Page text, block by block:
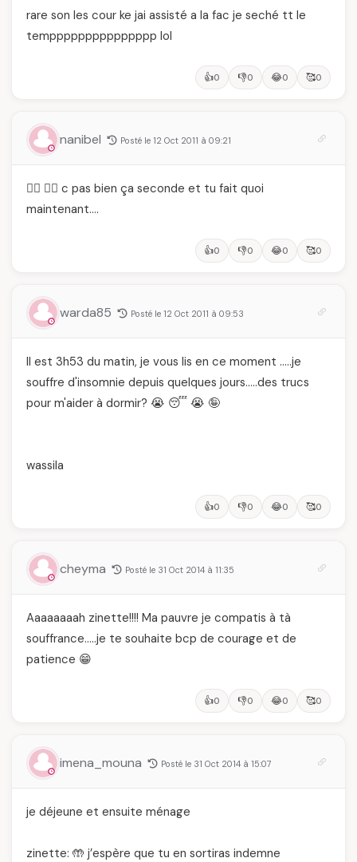
rare son les cour ke jai assisté a la fac je seché tt le
temppppppppppppppp lol
👍0 👎0 😂0 🥰0
nanibel Posté le 12 Oct 2011 à 09:21
🙅‍♂️ 🙅‍♂️ c pas bien ça seconde et tu fait quoi
maintenant….
👍0 👎0 😂0 🥰0
warda85 Posté le 12 Oct 2011 à 09:53
Il est 3h53 du matin, je vous lis en ce moment …..je
souffre d'insomnie depuis quelques jours…..des trucs
pour m'aider à dormir? 😭 😴 😭 🤪
wassila
👍0 👎0 😂0 🥰0
cheyma Posté le 31 Oct 2014 à 11:35
Aaaaaaaah zinette!!!! Ma pauvre je compatis à tà
souffrance…..je te souhaite bcp de courage et de
patience 😁
👍0 👎0 😂0 🥰0
imena_mouna Posté le 31 Oct 2014 à 15:07
je déjeune et ensuite ménage
zinette: 🤲 j’espère que tu en sortiras indemne